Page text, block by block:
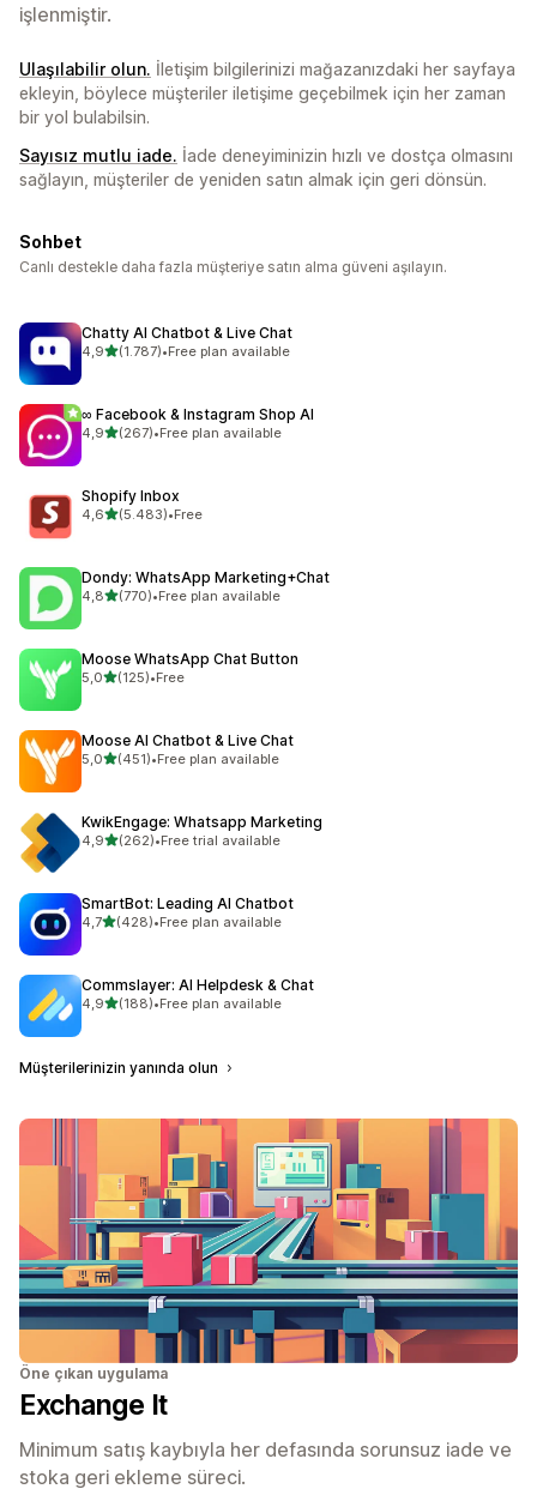
işlenmiştir.
Ulaşılabilir olun. İletişim bilgilerinizi mağazanızdaki her sayfaya
ekleyin, böylece müşteriler iletişime geçebilmek için her zaman
bir yol bulabilsin.
Sayısız mutlu iade. İade deneyiminizin hızlı ve dostça olmasını
sağlayın, müşteriler de yeniden satın almak için geri dönsün.
Sohbet
Canlı destekle daha fazla müşteriye satın alma güveni aşılayın.
Chatty AI Chatbot & Live Chat
4,95 yıldız üzerinden
(1.787)
toplam 1787 değerlendirme
•Free plan available
∞ Facebook & Instagram Shop AI
4,95 yıldız üzerinden
(267)
toplam 267 değerlendirme
•Free plan available
Shopify Inbox
4,65 yıldız üzerinden
(5.483)
toplam 5483 değerlendirme
•Free
Dondy: WhatsApp Marketing+Chat
4,85 yıldız üzerinden
(770)
toplam 770 değerlendirme
•Free plan available
Moose WhatsApp Chat Button
5,05 yıldız üzerinden
(125)
toplam 125 değerlendirme
•Free
Moose AI Chatbot & Live Chat
5,05 yıldız üzerinden
(451)
toplam 451 değerlendirme
•Free plan available
KwikEngage: Whatsapp Marketing
4,95 yıldız üzerinden
(262)
toplam 262 değerlendirme
•Free trial available
SmartBot: Leading AI Chatbot
4,75 yıldız üzerinden
(428)
toplam 428 değerlendirme
•Free plan available
Commslayer: AI Helpdesk & Chat
4,95 yıldız üzerinden
(188)
toplam 188 değerlendirme
•Free plan available
Müşterilerinizin yanında olun
Öne çıkan uygulama
Exchange It
Minimum satış kaybıyla her defasında sorunsuz iade ve
stoka geri ekleme süreci.